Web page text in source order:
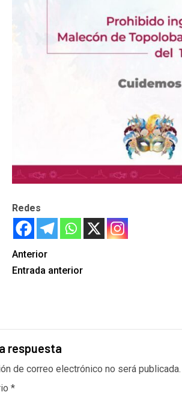
Redes
Anterior
Entrada anterior
respuesta
de correo electrónico no será publicada.
*